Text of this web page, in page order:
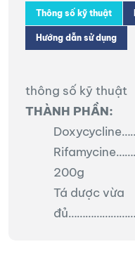
Thông số kỹ thuật
Hướng dẫn sử dụng
thông số kỹ thuật
THÀNH PHẦN:
200g
Tá dược vừa